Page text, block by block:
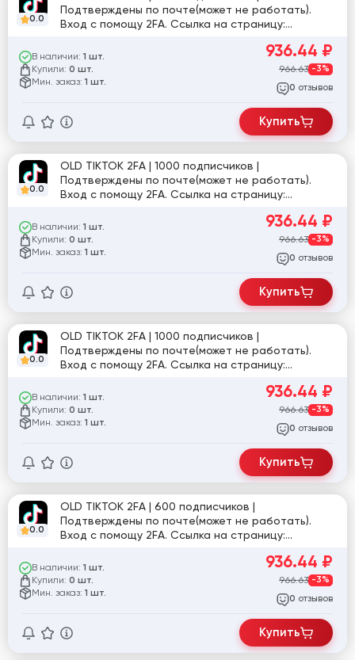
0.0
Подтверждены по почте(может не работать).
Вход с помощу 2FA. Ссылка на страницу:
В наличии: 1 шт.
Купили: 0 шт.
Мин. заказ: 1 шт.
936.44 ₽
966.63 -3%
0 отзывов
Купить
0.0
OLD TIKTOK 2FA | 1000 подписчиков |
Подтверждены по почте(может не работать).
Вход с помощу 2FA. Ссылка на страницу:
В наличии: 1 шт.
Купили: 0 шт.
Мин. заказ: 1 шт.
936.44 ₽
966.63 -3%
0 отзывов
Купить
0.0
OLD TIKTOK 2FA | 1000 подписчиков |
Подтверждены по почте(может не работать).
Вход с помощу 2FA. Ссылка на страницу:
В наличии: 1 шт.
Купили: 0 шт.
Мин. заказ: 1 шт.
936.44 ₽
966.63 -3%
0 отзывов
Купить
0.0
OLD TIKTOK 2FA | 600 подписчиков |
Подтверждены по почте(может не работать).
Вход с помощу 2FA. Ссылка на страницу:
В наличии: 1 шт.
Купили: 0 шт.
Мин. заказ: 1 шт.
936.44 ₽
966.63 -3%
0 отзывов
Купить